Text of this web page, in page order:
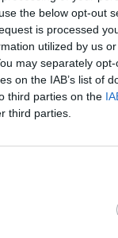
the below opt-out
is processed
utilized by us
may separately
on the IAB’s list of
third parties on the
third parties.
σειράς
την